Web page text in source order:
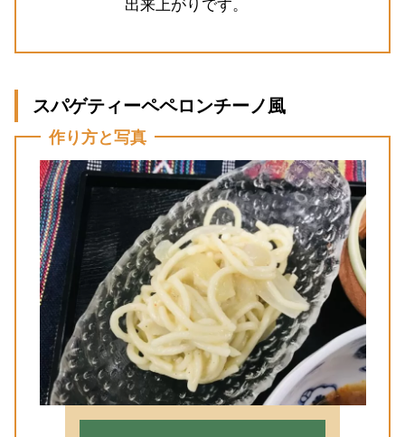
出来上がりです。
スパゲティーペペロンチーノ風
作り方と写真